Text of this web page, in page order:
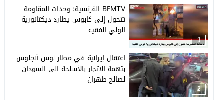
1
BFMTV الفرنسية: وحدات المقاومة
تتحول إلى كابوس يطارد ديكتاتورية
الولي الفقيه
2
اعتقال إيرانية في مطار لوس أنجلوس
بتهمة الاتجار بالأسلحة الى السودان
لصالح طهران